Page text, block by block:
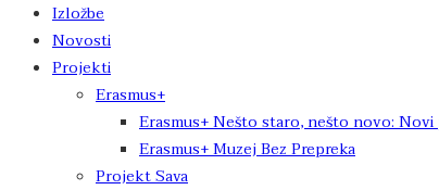
Izložbe
Novosti
Projekti
Erasmus+
Erasmus+ Nešto staro, nešto novo:
Erasmus+ Muzej Bez Prepreka
Projekt Sava